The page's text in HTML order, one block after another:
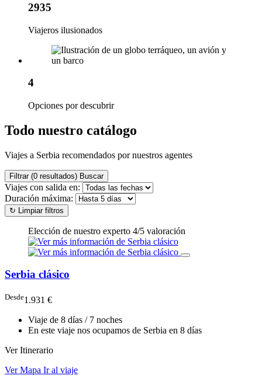
2935
Viajeros ilusionados
4
Opciones por descubrir
Todo nuestro catálogo
Viajes a Serbia recomendados por nuestros agentes
Filtrar(0 resultados) Buscar
Viajes con salida en:
Duración máxima:
↻ Limpiar filtros
Elección de nuestro experto 4/5 valoración
Serbia clásico
Desde1.931 €
Viaje de 8 días / 7 noches
En este viaje nos ocupamos de Serbia en 8 días
Ver Itinerario
Ver Mapa Ir al viaje